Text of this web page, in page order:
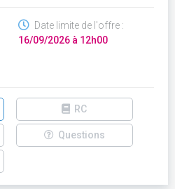
Date limite de l'offre :
16/09/2026 à 12h00
RC
Questions